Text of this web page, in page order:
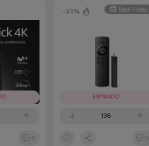
0
-33%
EXPIRADO
136
0
Black Friday